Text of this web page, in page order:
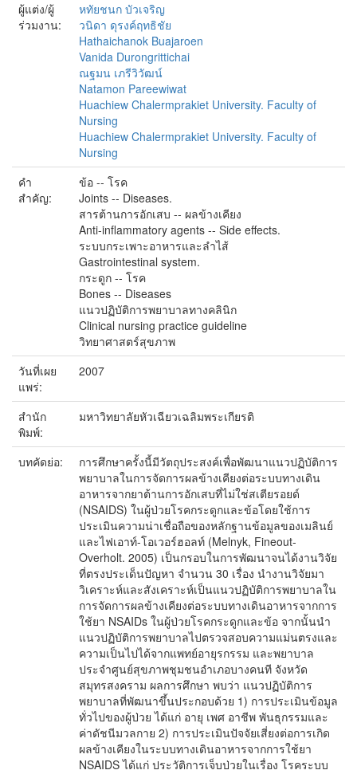
ผู้แต่ง/ผู้
ร่วมงาน:
หทัยชนก บัวเจริญ
วนิดา ดุรงค์ฤทธิชัย
Hathaichanok Buajaroen
Vanida Durongrittichai
ณฐมน เภรีวิวัฒน์
Natamon Pareewiwat
Huachiew Chalermprakiet University. Faculty of
Nursing
Huachiew Chalermprakiet University. Faculty of
Nursing
คำ
สำคัญ:
ข้อ -- โรค
Joints -- Diseases.
สารต้านการอักเสบ -- ผลข้างเคียง
Anti-inflammatory agents -- Side effects.
ระบบกระเพาะอาหารและลำไส้
Gastrointestinal system.
กระดูก -- โรค
Bones -- Diseases
แนวปฏิบัติการพยาบาลทางคลินิก
Clinical nursing practice guideline
วิทยาศาสตร์สุขภาพ
วันที่เผย
แพร่:
2007
สำนัก
พิมพ์:
มหาวิทยาลัยหัวเฉียวเฉลิมพระเกียรติ
บทคัดย่อ:
การศึกษาครั้งนี้มีวัตถุประสงค์เพื่อพัฒนาแนวปฏิบัติการ
พยาบาลในการจัดการผลข้างเคียงต่อระบบทางเดิน
อาหารจากยาต้านการอักเสบที่ไม่ใช่สเตียรอยด์
(NSAIDS) ในผู้ป่วยโรคกระดูกและข้อโดยใช้การ
ประเมินความน่าเชื่อถือของหลักฐานข้อมูลของเมลินย์
และไฟเอาท์-โอเวอร์ฮอลท์ (Melnyk, Fineout-
Overholt. 2005) เป็นกรอบในการพัฒนาจนได้งานวิจัย
ที่ตรงประเด็นปัญหา จำนวน 30 เรื่อง นำงานวิจัยมา
วิเคราะห์และสังเคราะห์เป็นแนวปฏิบัติการพยาบาลใน
การจัดการผลข้างเคียงต่อระบบทางเดินอาหารจากการ
ใช้ยา NSAIDs ในผู้ป่วยโรคกระดูกและข้อ จากนั้นนำ
แนวปฏิบัติการพยาบาลไปตรวจสอบความแม่นตรงและ
ความเป็นไปได้จากแพทย์อายุรกรรม และพยาบาล
ประจำศูนย์สุขภาพชุมชนอำเภอบางคนที จังหวัด
สมุทรสงคราม ผลการศึกษา พบว่า แนวปฏิบัติการ
พยาบาลที่พัฒนาขึ้นประกอบด้วย 1) การประเมินข้อมูล
ทั่วไปของผู้ป่วย ได้แก่ อายุ เพศ อาชีพ พันธุกรรมและ
ค่าดัชนีมวลกาย 2) การประเมินปัจจัยเสี่ยงต่อการเกิด
ผลข้างเคียงในระบบทางเดินอาหารจากการใช้ยา
NSAIDS ได้แก่ ประวัติการเจ็บป่วยในเรื่อง โรคระบบ